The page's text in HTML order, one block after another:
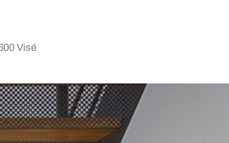
Visé